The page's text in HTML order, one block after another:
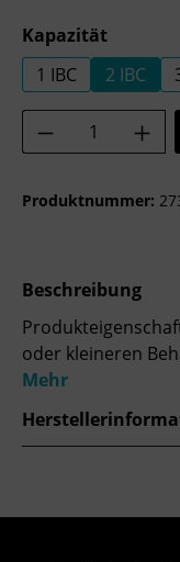
Kapazität
1 IBC
2 IBC
Produkt
Produktnummer:
Beschreibung
oder kleineren
Mehr